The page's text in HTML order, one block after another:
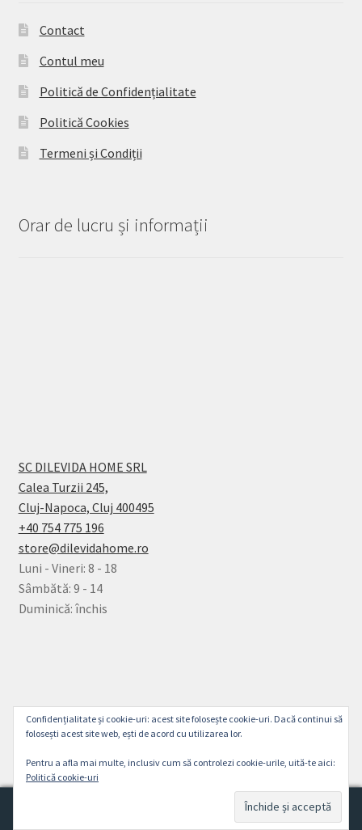
Contact
Contul meu
Politică de Confidențialitate
Politică Cookies
Termeni și Condiții
Orar de lucru și informații
SC DILEVIDA HOME SRL
Calea Turzii 245,
Cluj-Napoca, Cluj 400495
+40 754 775 196
store@dilevidahome.ro
Luni - Vineri: 8 - 18
Sâmbătă: 9 - 14
Duminică: închis
© Dilevida Home 2026
Politică de Confidențialitate
Construit cu
0
Confidențialitate și cookie-uri: acest site folosește cookie-uri. Dacă continui să
folosești acest site web, ești de acord cu utilizarea lor.
Pentru a afla mai multe, inclusiv cum să controlezi cookie-urile, uită-te aici:
Politică cookie-uri